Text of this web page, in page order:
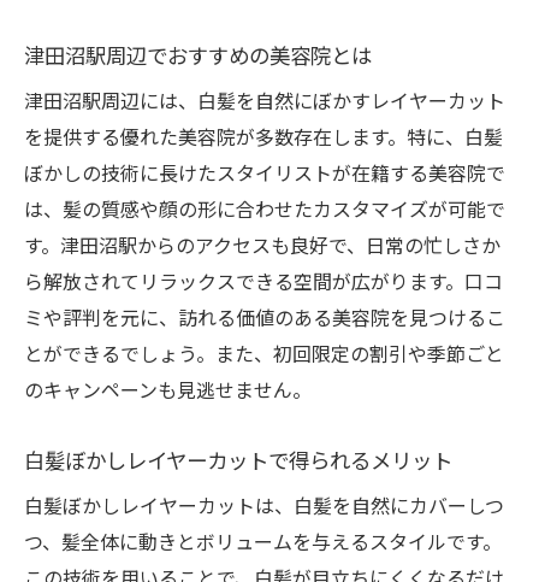
カットの秘訣
ステップアップするためのヘアデザイン
白髪ぼかしのプロに聞く最新技術
津田沼駅周辺の隠れた名店紹介
カラーとカットの絶妙なバランスを探る
美しい髪を保つための習慣化
レイヤーカットで自信を取り戻す方法
白髪を活かす津田沼駅のレイヤーカット—自然
な美しさを取り戻す
白髪をポジティブに見せるカラーリング
スタイリストが語る、髪型の選び方
日常生活での白髪ケアの重要性
津田沼駅周辺でおすすめの美容院とは
津田沼駅周辺には、白髪を自然にぼかすレイヤーカット
を提供する優れた美容院が多数存在します。特に、白髪
ぼかしの技術に長けたスタイリストが在籍する美容院で
は、髪の質感や顔の形に合わせたカスタマイズが可能で
す。津田沼駅からのアクセスも良好で、日常の忙しさか
ら解放されてリラックスできる空間が広がります。口コ
ミや評判を元に、訪れる価値のある美容院を見つけるこ
とができるでしょう。また、初回限定の割引や季節ごと
のキャンペーンも見逃せません。
白髪ぼかしレイヤーカットで得られるメリット
白髪ぼかしレイヤーカットは、白髪を自然にカバーしつ
つ、髪全体に動きとボリュームを与えるスタイルです。